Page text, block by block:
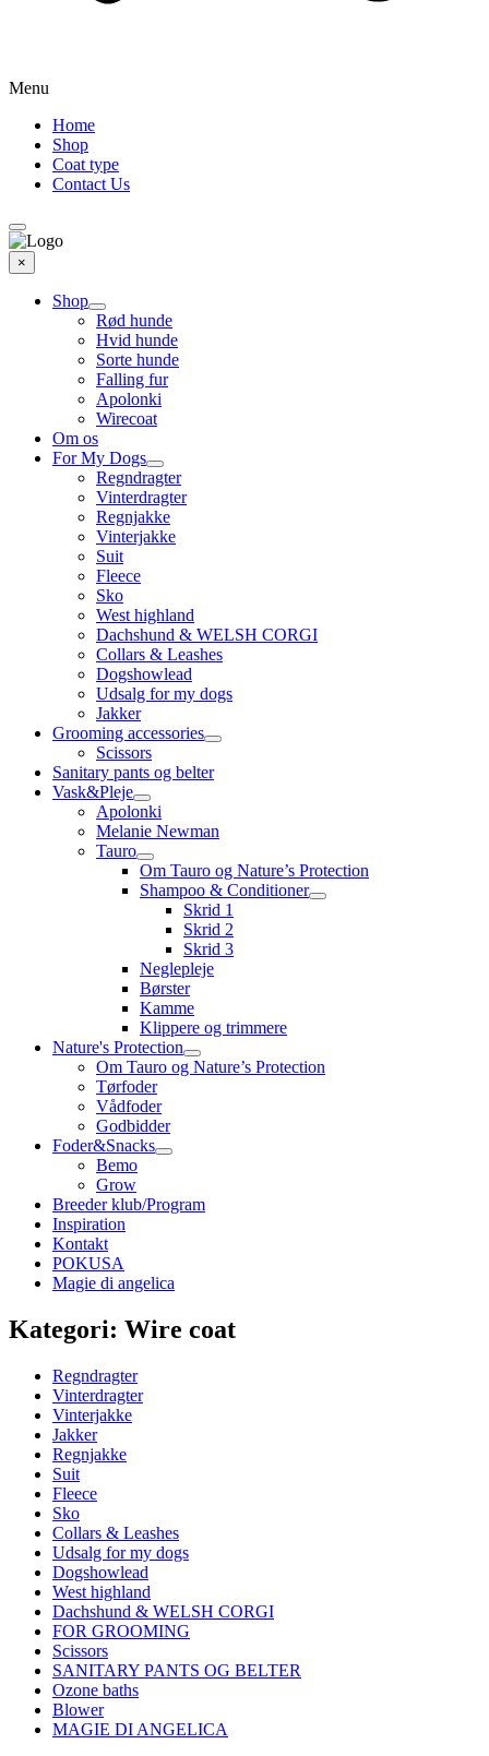
Menu
Home
Shop
Coat type
Contact Us
×
Shop
Rød hunde
Hvid hunde
Sorte hunde
Falling fur
Apolonki
Wirecoat
Om os
For My Dogs
Regndragter
Vinterdragter
Regnjakke
Vinterjakke
Suit
Fleece
Sko
West highland
Dachshund & WELSH CORGI
Collars & Leashes
Dogshowlead
Udsalg for my dogs
Jakker
Grooming accessories
Scissors
Sanitary pants og belter
Vask&Pleje
Apolonki
Melanie Newman
Tauro
Om Tauro og Nature’s Protection
Shampoo & Conditioner
Skrid 1
Skrid 2
Skrid 3
Neglepleje
Børster
Kamme
Klippere og trimmere
Nature's Protection
Om Tauro og Nature’s Protection
Tørfoder
Vådfoder
Godbidder
Foder&Snacks
Bemo
Grow
Breeder klub/Program
Inspiration
Kontakt
POKUSA
Magie di angelica
Kategori: Wire coat
Regndragter
Vinterdragter
Vinterjakke
Jakker
Regnjakke
Suit
Fleece
Sko
Collars & Leashes
Udsalg for my dogs
Dogshowlead
West highland
Dachshund & WELSH CORGI
FOR GROOMING
Scissors
SANITARY PANTS OG BELTER
Ozone baths
Blower
MAGIE DI ANGELICA